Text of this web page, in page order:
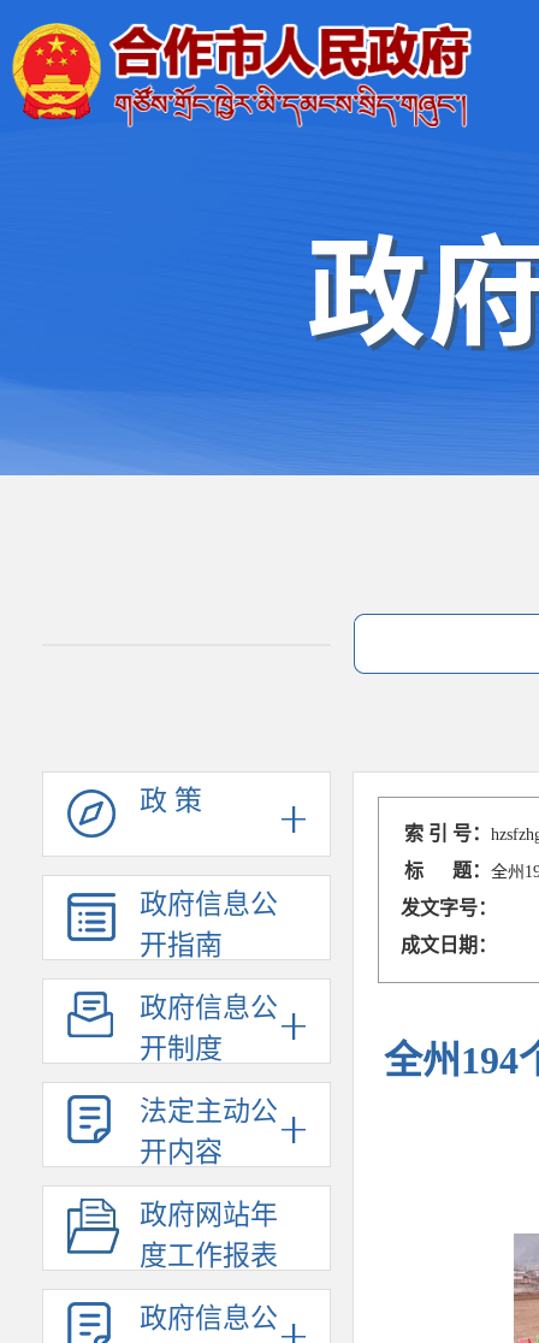
政 策
政府信息公
开指南
政府信息公
开制度
法定主动公
开内容
政府网站年
度工作报表
政府信息公
索 引 号：
标 题：全州
发文字号：
成文日期：
全州194